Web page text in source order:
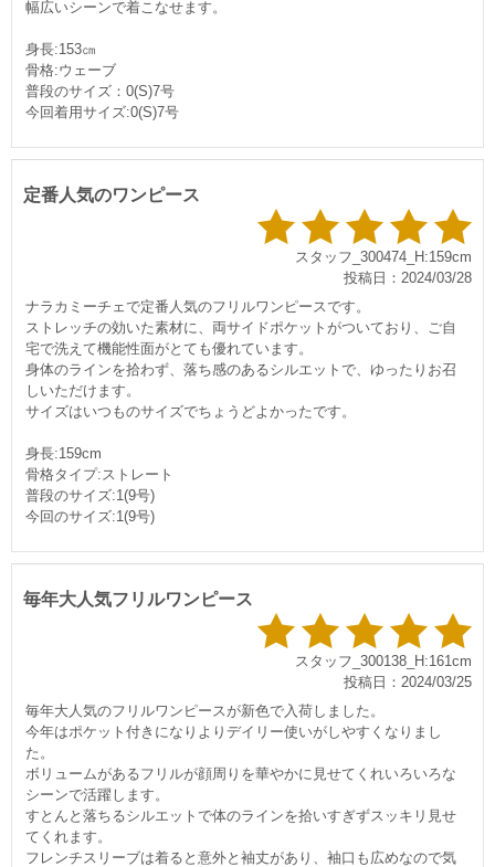
幅広いシーンで着こなせます。
身長:153㎝
骨格:ウェーブ
普段のサイズ：0(S)7号
今回着用サイズ:0(S)7号
定番人気のワンピース
スタッフ_300474_H:159cm
投稿日：2024/03/28
ナラカミーチェで定番人気のフリルワンピースです。
ストレッチの効いた素材に、両サイドポケットがついており、ご自
宅で洗えて機能性面がとても優れています。
身体のラインを拾わず、落ち感のあるシルエットで、ゆったりお召
しいただけます。
サイズはいつものサイズでちょうどよかったです。
身長:159cm
骨格タイプ:ストレート
普段のサイズ:1(9号)
今回のサイズ:1(9号)
毎年大人気フリルワンピース
スタッフ_300138_H:161cm
投稿日：2024/03/25
毎年大人気のフリルワンピースが新色で入荷しました。
今年はポケット付きになりよりデイリー使いがしやすくなりまし
た。
ボリュームがあるフリルが顔周りを華やかに見せてくれいろいろな
シーンで活躍します。
すとんと落ちるシルエットで体のラインを拾いすぎずスッキリ見せ
てくれます。
フレンチスリーブは着ると意外と袖丈があり、袖口も広めなので気